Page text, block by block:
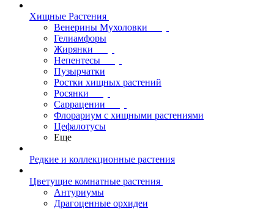
Хищные Растения
Венерины Мухоловки
Гелиамфоры
Жирянки
Непентесы
Пузырчатки
Ростки хищных растений
Росянки
Саррацении
Флорариум с хищными растениями
Цефалотусы
Еще
Редкие и коллекционные растения
Цветущие комнатные растения
Антуриумы
Драгоценные орхидеи